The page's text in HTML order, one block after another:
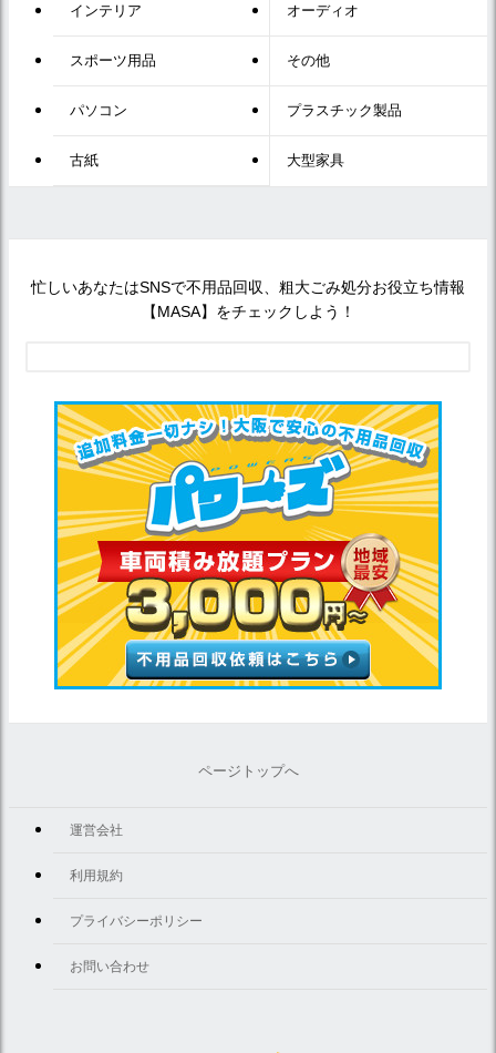
インテリア オーディオ
スポーツ用品 その他
パソコン プラスチック製品
古紙 大型家具
忙しいあなたはSNSで不用品回収、粗大ごみ処分お役立ち情報
【MASA】をチェックしよう！
ページトップへ
運営会社
利用規約
プライバシーポリシー
お問い合わせ